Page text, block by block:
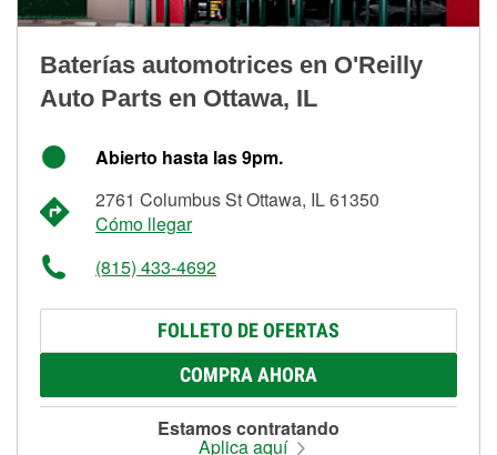
Baterías automotrices en O'Reilly
Auto Parts en Ottawa, IL
Abierto hasta las 9pm.
2761 Columbus St Ottawa, IL 61350
Cómo llegar
(815) 433-4692
FOLLETO DE OFERTAS
COMPRA AHORA
Estamos contratando
Aplica aquí